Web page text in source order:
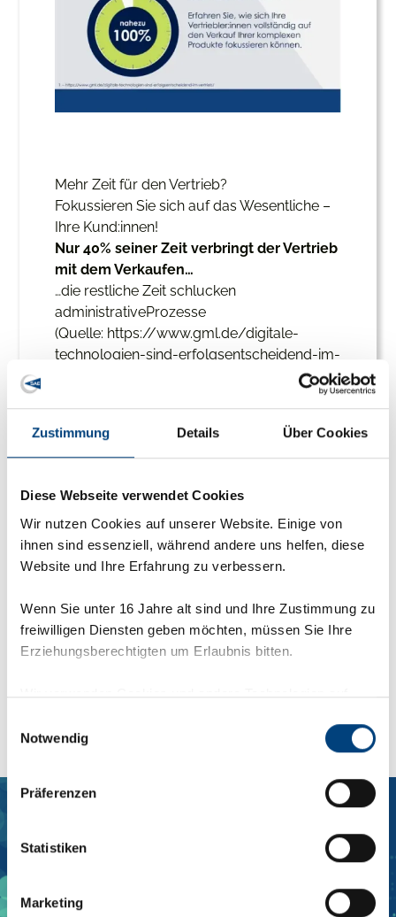
Zustimmung Details Über Cookies
Diese Webseite verwendet Cookies
Wir nutzen Cookies auf unserer Website. Einige von
ihnen sind essenziell, während andere uns helfen, diese
Website und Ihre Erfahrung zu verbessern.
Wenn Sie unter 16 Jahre alt sind und Ihre Zustimmung zu
freiwilligen Diensten geben möchten, müssen Sie Ihre
Erziehungsberechtigten um Erlaubnis bitten.
Wir verwenden Cookies und andere Technologien auf
während andere uns helfen, diese Webseite und Ihre
Erfahrung zu verbessern. Personenbezogene Daten
können verarbeitet werden (z. B. IP-Adressen), z. B. für
personalisierte Anzeigen und Inhalte oder Anzeigen- und
Verwendung Ihrer Daten finden Sie in
Einige Services verarbeiten personenbezogene Daten in
Notwendig
Präferenzen
Statistiken
Marketing
Mehr Zeit für den Vertrieb?
Fokussieren Sie sich auf das Wesentliche –
Ihre Kund:innen!
Nur 40% seiner Zeit verbringt der Vertrieb
mit dem Verkaufen…
…die restliche Zeit schlucken
administrativeProzesse
(Quelle: https://www.gml.de/digitale-
technologien-sind-erfolgsentscheidend-im-
derAngebotserstellung richtig Zeit sparen
können. Damit können Sie sich auf das
Ihre Kunden.
Mehr dazuhier.
Zurück zu SAE Insights
SAE.